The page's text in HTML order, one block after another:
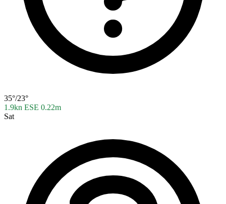
35°/23°
1.9kn ESE 0.22m
Sat